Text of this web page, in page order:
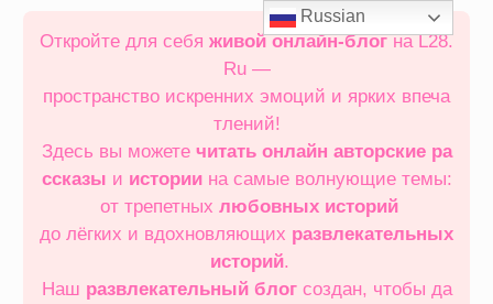
Откройте для себя живой онлайн‑блогна L28.
Ru —
пространство искренних эмоций и ярких впеча
тлений!
Здесь вы можете читать онлайн авторские ра
ссказы и историина самые волнующие темы:
от трепетных любовных историй
до лёгких и вдохновляющих развлекательных
историй.
Наш развлекательный блогсоздан, чтобы да
Russian